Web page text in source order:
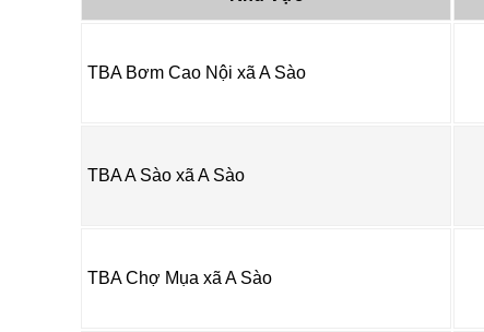
TBA Bơm Cao Nội xã A Sào
TBA A Sào xã A Sào
TBA Chợ Mụa xã A Sào